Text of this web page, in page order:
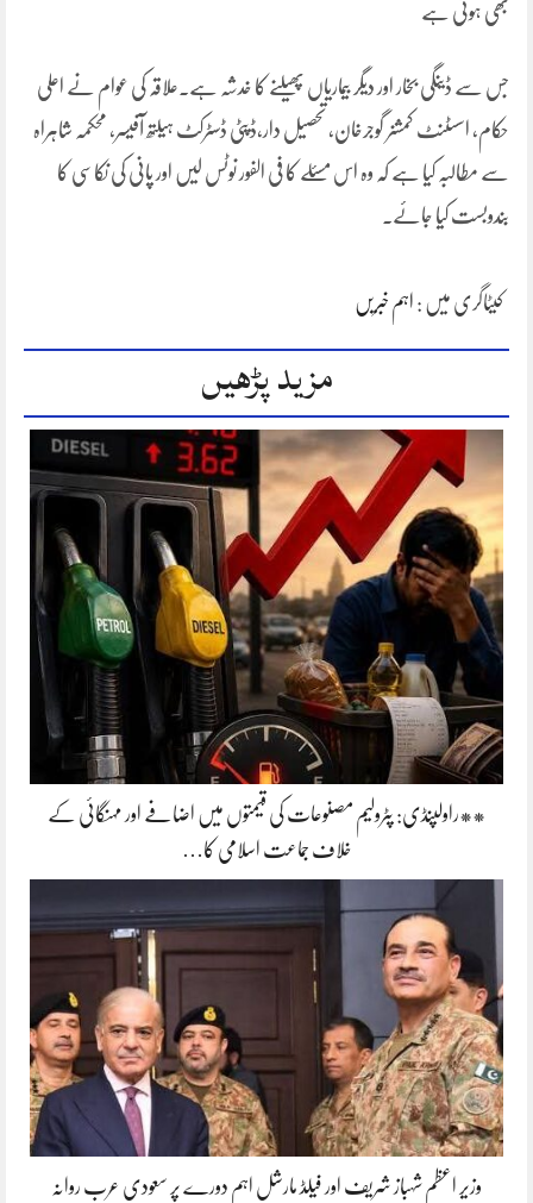
بھی ہوتی ہے
جس سے ڈینگی بخار اور دیگر بیماریاں پھیلنے کا خدشہ ہے۔علاقہ کی عوام نے اعلی
حکام، اسسٹنٹ کمشنر گوجرخان، تحصیل دار،ڈپٹی ڈسٹرکٹ ہیلتھ آفیسر، محکمہ شاہراہ
سے مطالبہ کیا ہے کہ وہ اس مسئلے کا فی الفور نوٹس لیں اور پانی کی نکاسی کا
بندوبست کیا جائے۔
کیٹاگری میں : اہم خبریں
مزید پڑھیں
**راولپنڈی: پٹرولیم مصنوعات کی قیمتوں میں اضافے اور مہنگائی کے
خلاف جماعت اسلامی کا…
وزیر اعظم شہباز شریف اور فیلڈ مارشل اہم دورے پر سعودی عرب روانہ